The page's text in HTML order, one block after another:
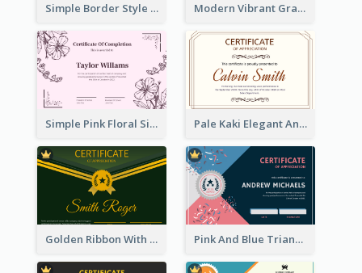
Simple Border Style Certificate Design Template Modern Vibrant Gradient Certificate Design Template
Simple Pink Floral Silhouette Certificate Pale Kaki Elegant And Classic Certificate Design
Golden Ribbon With Golden Badge Appreciation Certificate Design Pink And Blue Triangles Confetti Celebration Certificate